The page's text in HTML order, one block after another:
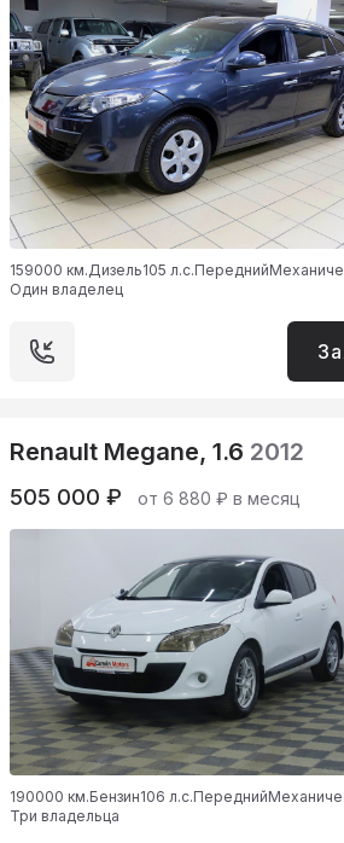
159000 км.Дизель105 л.с.Передний
Один владелец
Renault Megane, 1.6 2012
505 000 ₽ от 6 880 ₽ в месяц
190000 км.Бензин106 л.с.Передний
Три владельца